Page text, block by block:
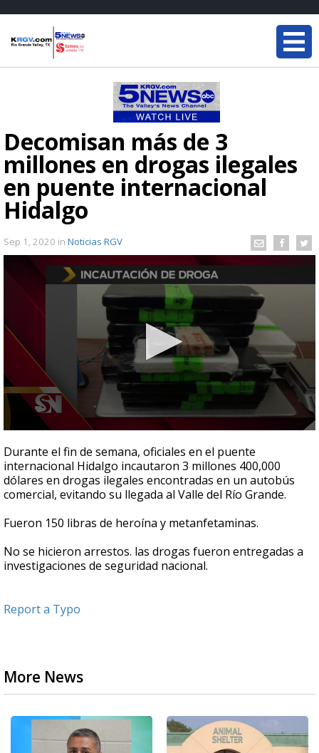
Decomisan más de 3
millones en drogas ilegales
en puente internacional
Hidalgo
Sep 1, 2020 in Noticias RGV
seconds
of
28
seconds
Durante el fin de semana, oficiales en el puente
internacional Hidalgo incautaron 3 millones 400,000
dólares en drogas ilegales encontradas en un autobús
comercial, evitando su llegada al Valle del Río Grande.
Fueron 150 libras de heroína y metanfetaminas.
No se hicieron arrestos. las drogas fueron entregadas a
investigaciones de seguridad nacional.
Report a Typo
More News